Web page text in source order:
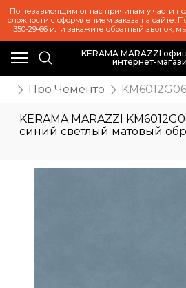
По независящим от нас причинам у части
сложности с оформлением заказа на сайте.
350-29-66или закажите обратный звонок,
KERAMA MARAZZI
интернет-
Про Чементо
KERAMA MARAZZI
синий светлый матовый